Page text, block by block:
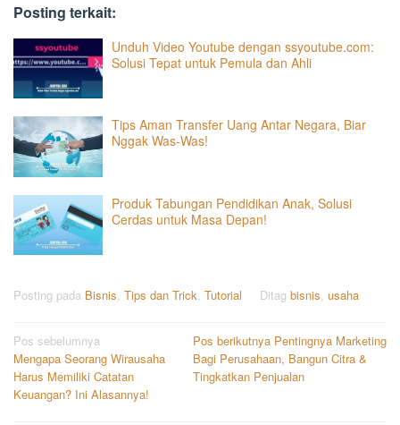
Posting terkait:
Unduh Video Youtube dengan ssyoutube.com:
Solusi Tepat untuk Pemula dan Ahli
Tips Aman Transfer Uang Antar Negara, Biar
Nggak Was-Was!
Produk Tabungan Pendidikan Anak, Solusi
Cerdas untuk Masa Depan!
Posting pada Bisnis, Tips dan Trick, Tutorial Ditag bisnis, usaha
Navigasi
pos
Pos sebelumnya
Mengapa Seorang Wirausaha
Harus Memiliki Catatan
Keuangan? Ini Alasannya!
Pos berikutnyaPentingnya Marketing
Bagi Perusahaan, Bangun Citra &
Tingkatkan Penjualan